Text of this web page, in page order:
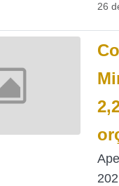
26